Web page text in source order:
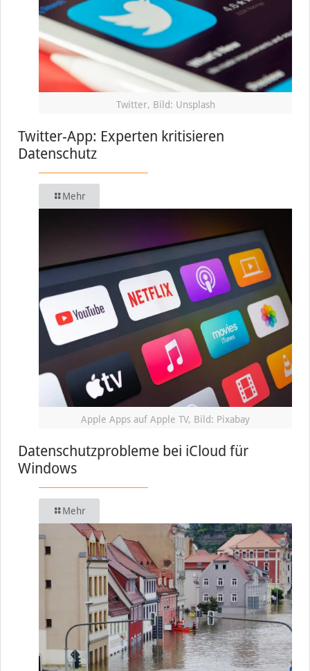
Twitter, Bild: Unsplash
Twitter-App: Experten kritisieren
Datenschutz
Mehr
Apple Apps auf Apple TV, Bild: Pixabay
Datenschutzprobleme bei iCloud für
Windows
Mehr